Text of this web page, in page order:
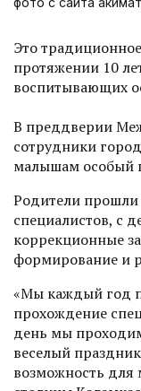
Это
протяжении 10
воспитывающих
В преддверии
сотрудники
малышам особый
Родители
специалистов, с
коррекционные
формирование и
«Мы каждый год
прохождение
день мы
веселый
возможность для